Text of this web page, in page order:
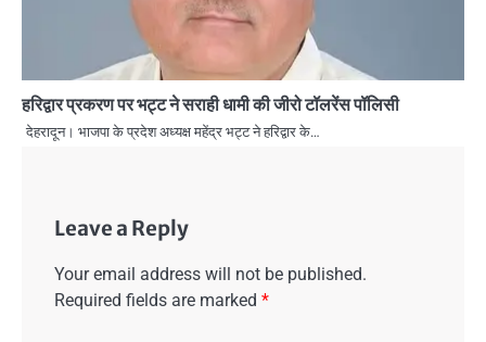
हरिद्वार प्रकरण पर भट्ट ने सराही धामी की जीरो टॉलरेंस पॉलिसी
देहरादून। भाजपा के प्रदेश अध्यक्ष महेंद्र भट्ट ने हरिद्वार के…
Leave a Reply
Your email address will not be published.
Required fields are marked *